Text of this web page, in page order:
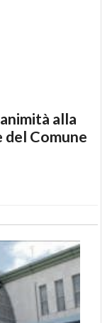
alla
del Comune